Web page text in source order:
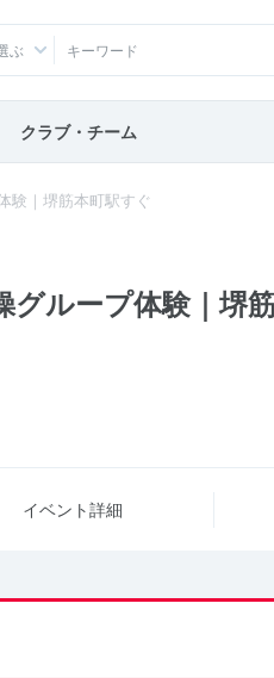
ぶ
クラブ・チーム
験｜堺筋本町駅すぐ
グループ体験｜堺
イベント詳細